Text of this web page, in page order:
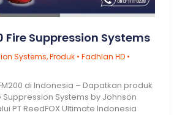
Fire Suppression Systems
Systems,Produk• Fadhlan HD •
di Indonesia – Dapatkan produk
Suppression Systems by Johnson
PT ReedFOX Ultimate Indonesia